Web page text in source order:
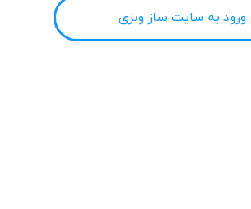
ورود به سایت ساز وبزی